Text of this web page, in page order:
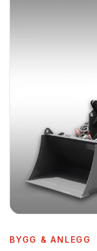
BYGG & ANLEGG